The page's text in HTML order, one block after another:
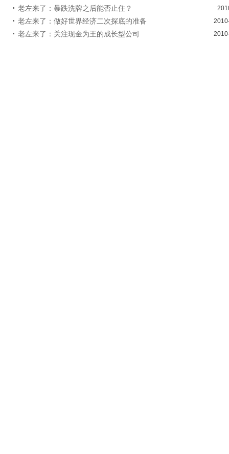
老左来了：暴跌洗牌之后能否止住？
老左来了：做好世界经济二次探底的准备
老左来了：关注现金为王的成长型公司